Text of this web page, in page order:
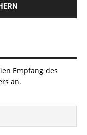
Empfang des
an.